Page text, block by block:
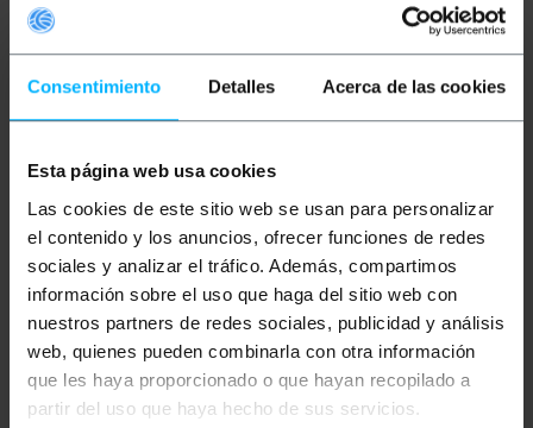
Consentimiento Detalles Acerca de las cookies
Esta página web usa cookies
Las cookies de este sitio web se usan para personalizar
el contenido y los anuncios, ofrecer funciones de redes
sociales y analizar el tráfico. Además, compartimos
información sobre el uso que haga del sitio web con
nuestros partners de redes sociales, publicidad y análisis
web, quienes pueden combinarla con otra información
que les haya proporcionado o que hayan recopilado a
partir del uso que haya hecho de sus servicios.
OUTLET60%
PRIMEMATIK
Location
de voiture pour les
écrans LCD/TFT
(appuie-tête)
PVP
5,33
2,13€
2,13€ VAT inc.
PVD
1,88€
Livraison immédiateREF: ST091
Quantité
Connecteur
antenne LTE 4G WIFI
GSM GPRS UMTS SMA
PVP
14,08€
14,08 €VAT inc.
PVD
12,38€